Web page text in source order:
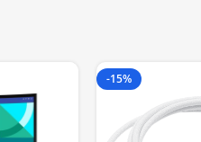
-15%